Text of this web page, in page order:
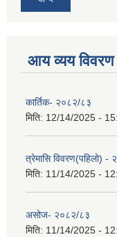
आय व्यय विवरण
कार्तिक- २०८२/८३
मिति: 12/14/2025 -
त्रेमासि विवरण(पहिलो) -
मिति: 11/14/2025 -
असोज- २०८२/८३
मिति: 11/14/2025 -